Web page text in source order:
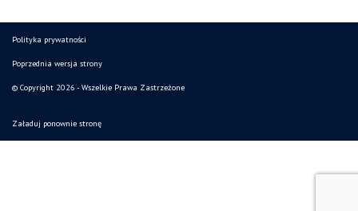
Polityka prywatności
Poprzednia wersja strony
© Copyright 2026 - Wszelkie Prawa Zastrzeżone
Załaduj ponownie stronę